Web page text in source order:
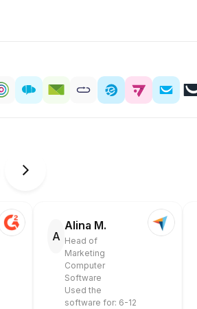
A
Alina M.
Head of
Marketing
Computer
Software
Used the
software for: 6-12